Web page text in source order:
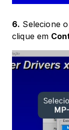
6. Selecione
clique em